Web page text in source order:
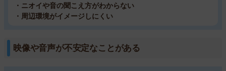
・ニオイや音の聞こえ方がわからない
・周辺環境がイメージしにくい
映像や音声が不安定なことがある